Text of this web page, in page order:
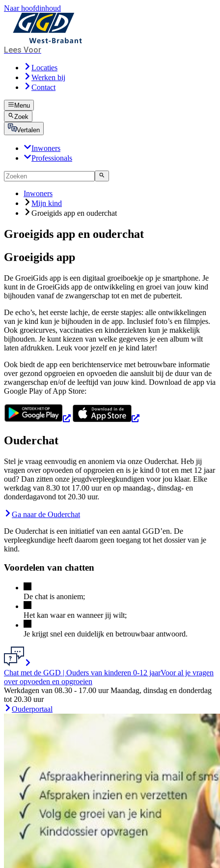
Naar hoofdinhoud
Lees Voor
Locaties
Werken bij
Contact
Menu
Zoek
Vertalen
Inwoners
Professionals
Inwoners
Mijn kind
Groeigids app en ouderchat
Groeigids app en ouderchat
Groeigids app
De GroeiGids app is een digitaal groeiboekje op je smartphone. Je
kunt in de GroeiGids app de ontwikkeling en groei van jouw kind
bijhouden vanaf de zwangerschap tot en met de puberteit.
De echo’s, het eerste lachje, de eerste stapjes: alle ontwikkelingen
van je kind kun je bijhouden in de app. Inclusief foto’s en filmpjes.
Ook groeicurves, vaccinaties en kinderziekten kun je makkelijk
bijhouden. Je kunt kiezen van welke gegevens je een album wilt
laten afdrukken. Leuk voor jezelf en je kind later!
Ook biedt de app een berichtenservice met betrouwbare informatie
over gezond opgroeien en opvoeden die aansluit bij de duur van de
zwangerschap en/of de leeftijd van jouw kind. Download de app via
Google Play of App Store:
Ouderchat
Stel je vraag eenvoudig en anoniem via onze Ouderchat. Heb jij
vragen over opvoeden of opgroeien en is je kind 0 tot en met 12 jaar
oud? Dan zitten onze jeugdverpleegkundigen voor jou klaar. Elke
werkdag van 8.30 tot 17.00 uur en op maandag-, dinsdag- en
donderdagavond tot 20.30 uur.
Ga naar de Ouderchat
De Ouderchat is een initiatief van een aantal GGD’en. De
verpleegkundige heeft daarom geen toegang tot het dossier van je
kind.
Voordelen van chatten
De chat is anoniem;
Het kan waar en wanneer jij wilt;
Je krijgt snel een duidelijk en betrouwbaar antwoord.
Chat met de GGD | Ouders van kinderen 0-12 jaarVoor al je vragen
over opvoeden en opgroeien
Werkdagen van 08.30 - 17.00 uur Maandag, dinsdag en donderdag
tot 20.30 uur
Ouderportaal